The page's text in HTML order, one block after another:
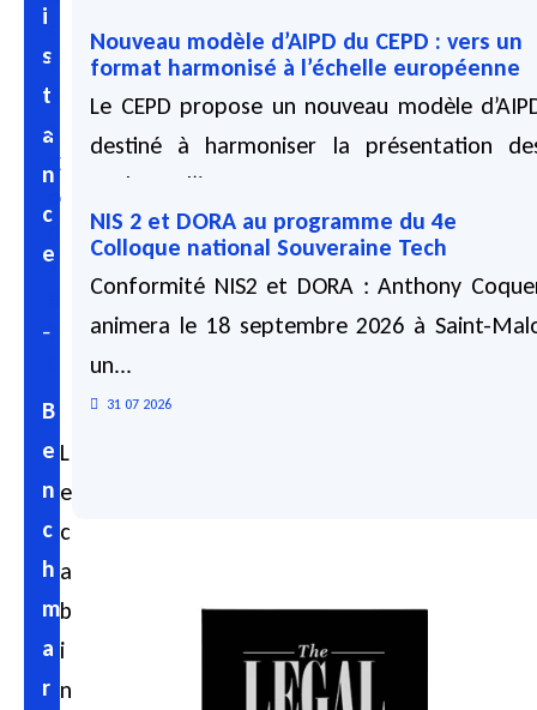
i
s
t
a
n
c
e
–
B
e
n
c
h
m
a
r
t
é
s
C
o
n
s
i
L
e
c
a
b
i
n
03 08 2026
Nouveau modèle d’AIPD du CEPD : vers un
format harmonisé à l’échelle européenne
Le CEPD propose un nouveau modèle
destiné à harmoniser la présentation
analyses d’impact...
03 08 2026
NIS 2 et DORA au programme du 4e
Colloque national Souveraine Tech
Conformité NIS2 et DORA : Anthony
animera le 18 septembre 2026 à Saint-
un...
31 07 2026